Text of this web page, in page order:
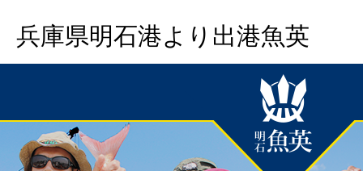
兵庫県明石港より出港魚英